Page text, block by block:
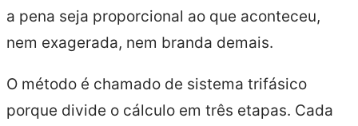
a pena seja proporcional ao que aconteceu,
nem exagerada, nem branda demais.
O método é chamado de sistema trifásico
porque divide o cálculo em três etapas. Cada